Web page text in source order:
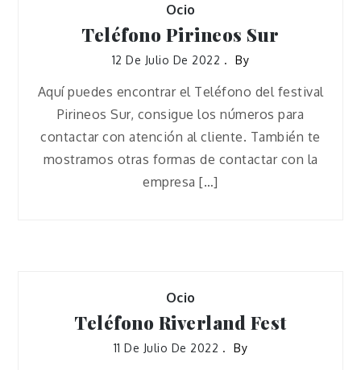
Ocio
Teléfono Pirineos Sur
12 De Julio De 2022 By
Aquí puedes encontrar el Teléfono del festival
Pirineos Sur, consigue los números para
contactar con atención al cliente. También te
mostramos otras formas de contactar con la
empresa […]
Ocio
Teléfono Riverland Fest
11 De Julio De 2022 By